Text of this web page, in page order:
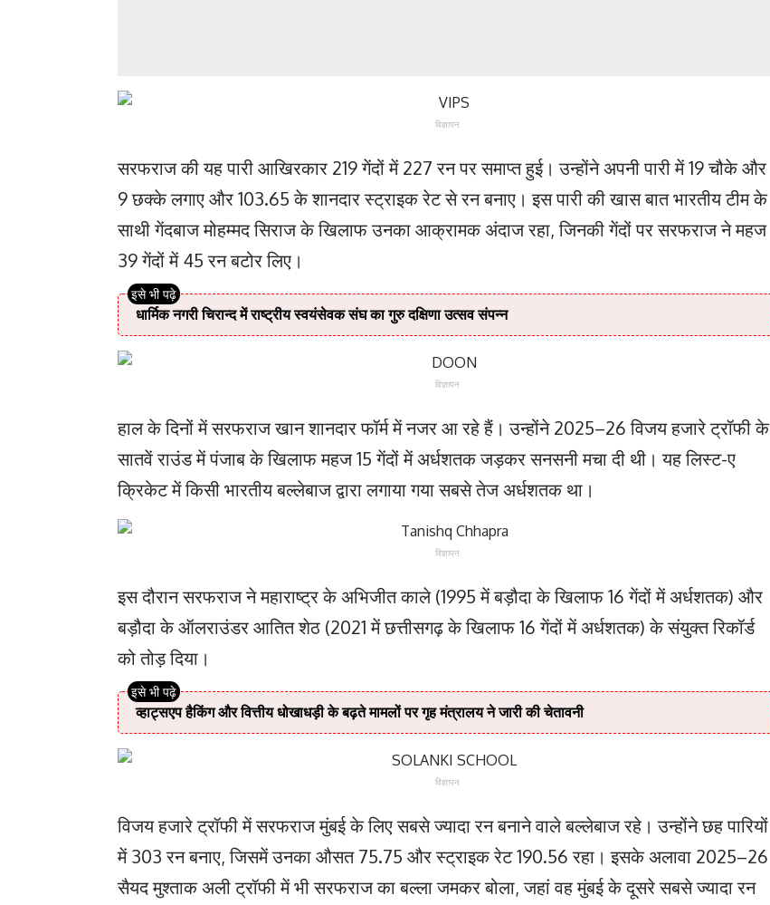
विज्ञापन
सरफराज की यह पारी आखिरकार 219 गेंदों में 227 रन पर समाप्त हुई। उन्होंने अपनी पारी में 19 चौके और
9 छक्के लगाए और 103.65 के शानदार स्ट्राइक रेट से रन बनाए। इस पारी की खास बात भारतीय टीम के
साथी गेंदबाज मोहम्मद सिराज के खिलाफ उनका आक्रामक अंदाज रहा, जिनकी गेंदों पर सरफराज ने महज
39 गेंदों में 45 रन बटोर लिए।
धार्मिक नगरी चिरान्द में राष्ट्रीय स्वयंसेवक संघ का गुरु दक्षिणा उत्सव संपन्न
विज्ञापन
हाल के दिनों में सरफराज खान शानदार फॉर्म में नजर आ रहे हैं। उन्होंने 2025–26 विजय हजारे ट्रॉफी के
सातवें राउंड में पंजाब के खिलाफ महज 15 गेंदों में अर्धशतक जड़कर सनसनी मचा दी थी। यह लिस्ट-ए
क्रिकेट में किसी भारतीय बल्लेबाज द्वारा लगाया गया सबसे तेज अर्धशतक था।
विज्ञापन
इस दौरान सरफराज ने महाराष्ट्र के अभिजीत काले (1995 में बड़ौदा के खिलाफ 16 गेंदों में अर्धशतक) और
बड़ौदा के ऑलराउंडर आतित शेठ (2021 में छत्तीसगढ़ के खिलाफ 16 गेंदों में अर्धशतक) के संयुक्त रिकॉर्ड
को तोड़ दिया।
व्हाट्सएप हैकिंग और वित्तीय धोखाधड़ी के बढ़ते मामलों पर गृह मंत्रालय ने जारी की चेतावनी
विज्ञापन
विजय हजारे ट्रॉफी में सरफराज मुंबई के लिए सबसे ज्यादा रन बनाने वाले बल्लेबाज रहे। उन्होंने छह पारियों
में 303 रन बनाए, जिसमें उनका औसत 75.75 और स्ट्राइक रेट 190.56 रहा। इसके अलावा 2025–26
सैयद मुश्ताक अली ट्रॉफी में भी सरफराज का बल्ला जमकर बोला, जहां वह मुंबई के दूसरे सबसे ज्यादा रन